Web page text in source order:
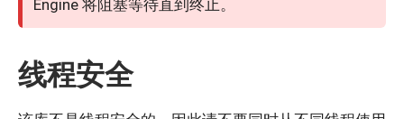
Engine 将阻塞等待直到终止。
线程安全